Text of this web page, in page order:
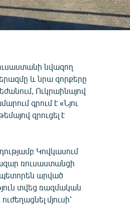
նվազող
և նրա զորքերը
Ուկրաինայով
գրում է «Նյու
զրուցել է
Կովկասում
ռուսաստանցի
արված
տվեց ռազմական
մյուսի՝